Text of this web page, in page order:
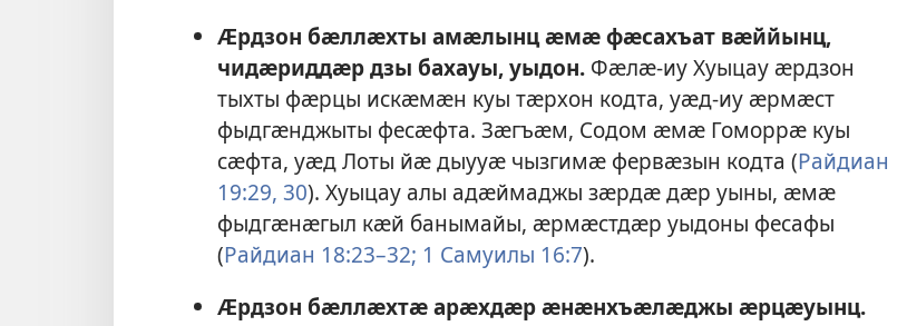
Ӕрдзон бӕллӕхты амӕлынц ӕмӕ фӕсахъат вӕййынц,
чидӕриддӕр дзы бахауы, уыдон.Фӕлӕ-иу Хуыцау ӕрдзон
тыхты фӕрцы искӕмӕн куы тӕрхон кодта, уӕд-иу ӕрмӕст
фыдгӕнджыты фесӕфта. Зӕгъӕм, Содом ӕмӕ Гоморрӕ куы
сӕфта, уӕд Лоты йӕ дыууӕ чызгимӕ фервӕзын кодта (Райдиан
19:29, 30). Хуыцау алы адӕймаджы зӕрдӕ дӕр уыны, ӕмӕ
фыдгӕнӕгыл кӕй банымайы, ӕрмӕстдӕр уыдоны фесафы
(Райдиан 18:23–32; 1 Самуилы 16:7).
Ӕрдзон бӕллӕхтӕ арӕхдӕр ӕнӕнхъӕлӕджы ӕрцӕуынц.